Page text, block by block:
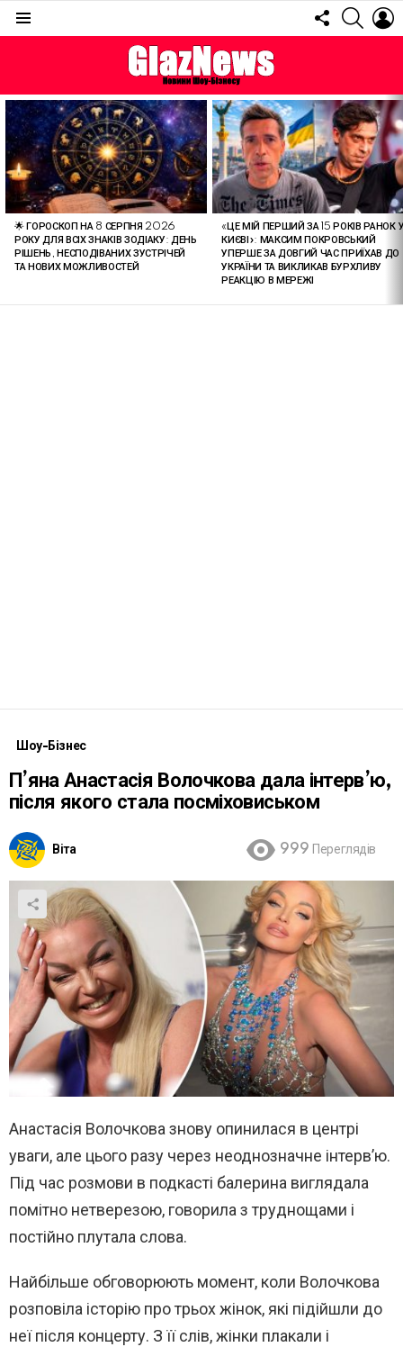
FOLLOW
US
ОСТАННІ
СТАТТІ
🌟 ГОРОСКОП НА 8 СЕРПНЯ 2026
РОКУ ДЛЯ ВСІХ ЗНАКІВ ЗОДІАКУ: ДЕНЬ
РІШЕНЬ, НЕСПОДІВАНИХ ЗУСТРІЧЕЙ
ТА НОВИХ МОЖЛИВОСТЕЙ
«ЦЕ МІЙ ПЕРШИЙ ЗА 15 РОКІВ РАНОК
КИЄВІ»: МАКСИМ ПОКРОВСЬКИЙ
УПЕРШЕ ЗА ДОВГИЙ ЧАС ПРИЇХАВ ДО
УКРАЇНИ ТА ВИКЛИКАВ БУРХЛИВУ
РЕАКЦІЮ В МЕРЕЖІ
Шоу-Бізнес
П’яна Анастасія Волочкова дала інтерв’ю,
після якого стала посміховиськом
Віта 999 Переглядів
Анастасія Волочкова знову опинилася в центрі
уваги, але цього разу через неоднозначне інтерв’ю.
Під час розмови в подкасті балерина виглядала
помітно нетверезою, говорила з труднощами і
постійно плутала слова.
Найбільше обговорюють момент, коли Волочкова
розповіла історію про трьох жінок, які підійшли до
неї після концерту. З її слів, жінки плакали і